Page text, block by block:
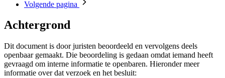
Volgende pagina
Achtergrond
Dit document is door juristen beoordeeld en vervolgens deels
openbaar gemaakt. Die beoordeling is gedaan omdat iemand heeft
gevraagd om interne informatie te openbaren. Hieronder meer
informatie over dat verzoek en het besluit: